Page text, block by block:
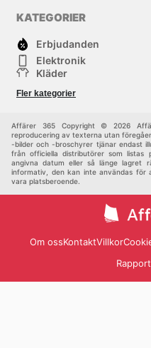
KATEGORIER
Erbjudanden
Elektronik
Kläder
Bygg & Trädgård
Fler kategorier
Affärer 365 Copyright © 2026
reproducering av texterna utan
-bilder och -broschyrer tjänar endast
från officiella distributörer som listas
angivna datum eller så länge lagret
informativ, den kan inte användas för
vara platsberoende.
Om ossKontaktVillkor